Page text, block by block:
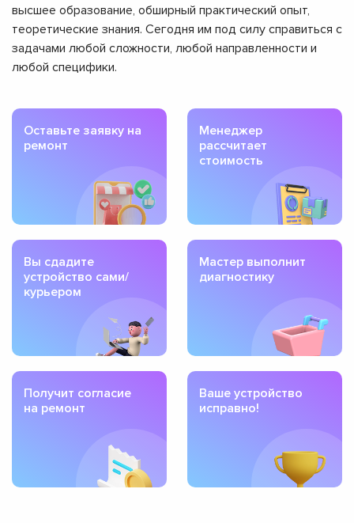
высшее образование, обширный практический опыт,
теоретические знания. Сегодня им под силу справиться с
задачами любой сложности, любой направленности и
любой специфики.
Оставьте заявку на
ремонт
Менеджер
рассчитает
стоимость
Вы сдадите
устройство сами/
курьером
Мастер выполнит
диагностику
Получит согласие
на ремонт
Ваше устройство
исправно!